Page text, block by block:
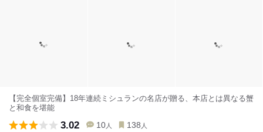
【完全個室完備】18年連続ミシュランの名店が贈る、本店とは異なる蟹
と和食を堪能
3.02 10 人 138 人